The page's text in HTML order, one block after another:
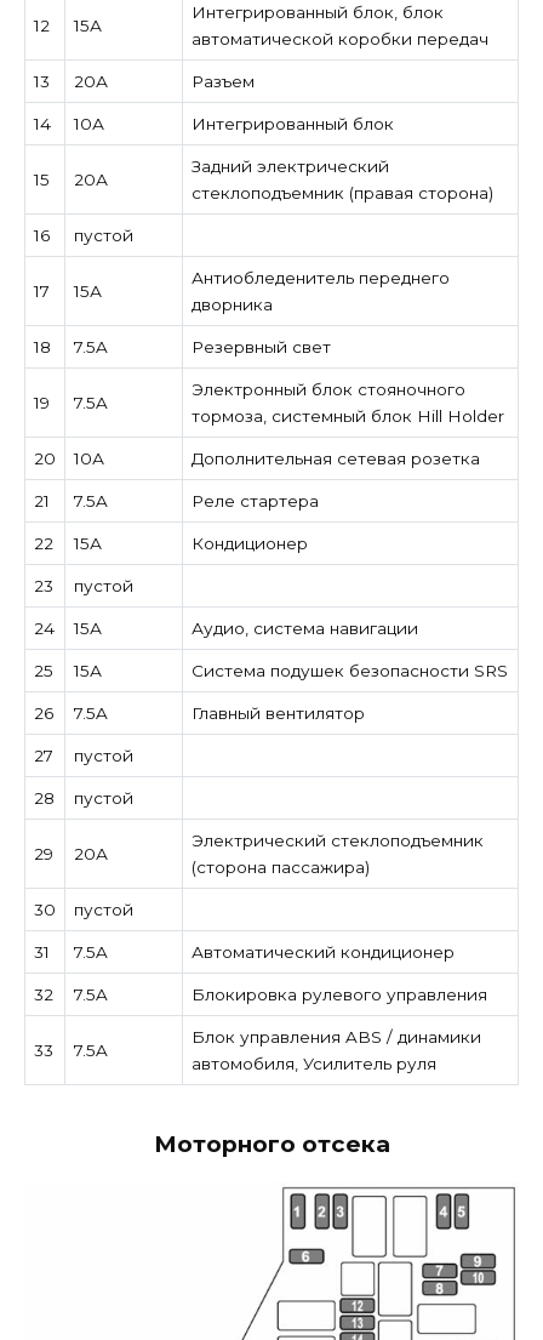
12 15А
Интегрированный блок, блок
автоматической коробки передач
13 20А Разъем
14 10А Интегрированный блок
15 20А
Задний электрический
стеклоподъемник (правая сторона)
16 пустой
17 15А
Антиобледенитель переднего
дворника
18 7.5A Резервный свет
19 7.5A
Электронный блок стояночного
тормоза, системный блок Hill Holder
20 10А Дополнительная сетевая розетка
21 7.5A Реле стартера
22 15А Кондиционер
23 пустой
24 15А Аудио, система навигации
25 15А Система подушек безопасности SRS
26 7.5A Главный вентилятор
27 пустой
28 пустой
29 20А
Электрический стеклоподъемник
(сторона пассажира)
30 пустой
31 7.5A Автоматический кондиционер
32 7.5A Блокировка рулевого управления
33 7.5A
Блок управления ABS / динамики
автомобиля, Усилитель руля
Моторного отсека